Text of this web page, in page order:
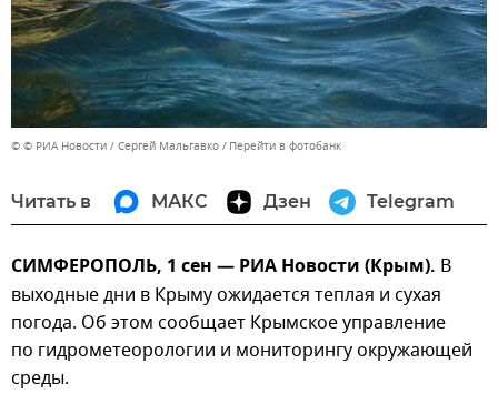
© © РИА Новости / Сергей Мальгавко Перейти в фотобанк
Читать в МАКС Дзен Telegram
СИМФЕРОПОЛЬ, 1 сен — РИА Новости (Крым). В
выходные дни в Крыму ожидается теплая и сухая
погода. Об этом сообщает Крымское управление
по гидрометеорологии и мониторингу окружающей
среды.